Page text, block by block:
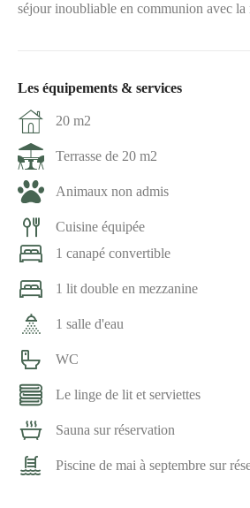
séjour inoubliable en communion avec la
Les équipements & services
20 m2
Terrasse de 20 m2
Animaux non admis
Cuisine équipée
1 canapé convertible
1 lit double en mezzanine
1 salle d'eau
WC
Le linge de lit et serviettes
Sauna sur réservation
Piscine de mai à septembre sur